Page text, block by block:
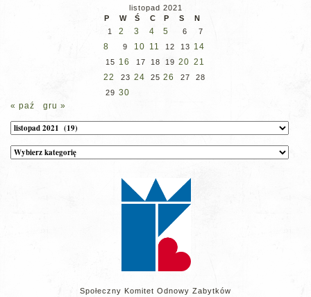
listopad 2021
P
W Ś C P S
N
1
2 3 4 5 6 7
8 9 10 11 12 13 14
15 16 17 18 19 20 21
22
23 24 25 26 27
28
29 30
« paź
gru »
Archiwum
Kategorie
wpisów
Społeczny Komitet Odnowy Zabytków